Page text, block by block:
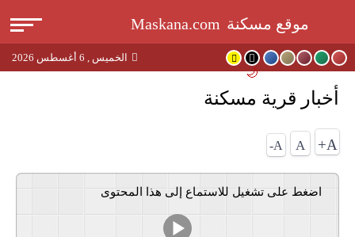
الخميس , 6 أغسطس 2026 بحث
موقع مسكنة Maskana.com
🌙
أخبار قرية مسكنة
A+
A
A-
اضغط على تشغيل للاستماع إلى هذا المحتوى